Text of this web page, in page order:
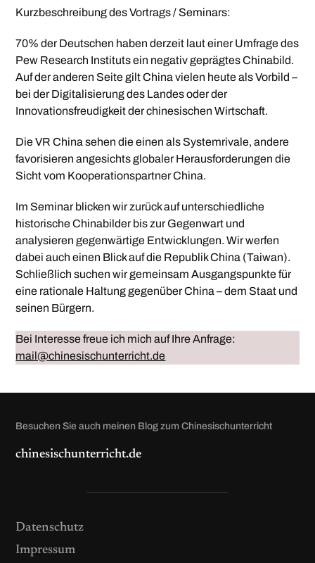
Kurzbeschreibung des Vortrags / Seminars:
70% der Deutschen haben derzeit laut einer Umfrage des
Pew Research Instituts ein negativ geprägtes Chinabild.
Auf der anderen Seite gilt China vielen heute als Vorbild –
bei der Digitalisierung des Landes oder der
Innovationsfreudigkeit der chinesischen Wirtschaft.
Die VR China sehen die einen als Systemrivale, andere
favorisieren angesichts globaler Herausforderungen die
Sicht vom Kooperationspartner China.
Im Seminar blicken wir zurück auf unterschiedliche
historische Chinabilder bis zur Gegenwart und
analysieren gegenwärtige Entwicklungen. Wir werfen
dabei auch einen Blick auf die Republik China (Taiwan).
Schließlich suchen wir gemeinsam Ausgangspunkte für
eine rationale Haltung gegenüber China – dem Staat und
seinen Bürgern.
Bei Interesse freue ich mich auf Ihre Anfrage:
mail@chinesischunterricht.de
Besuchen Sie auch meinen Blog zum Chinesischunterricht
chinesischunterricht.de
Datenschutz
Impressum